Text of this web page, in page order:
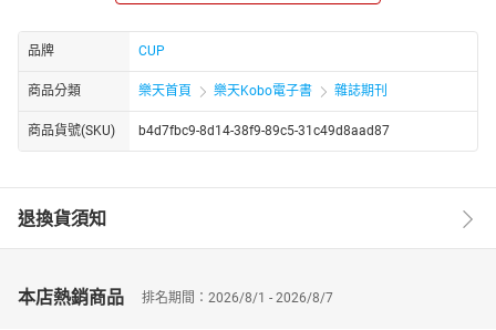
是，他們知道有的東西比GDP 重要，對岸政府以銀彈政策換取政治
影響力，此一司馬昭之心，台灣學生看得很清楚，大陸的財主一腳
踏進來，不會只是做好事讓台灣人有工打，有錢賺；台灣人得了
錢，自然也要付出代價：本土小店、地產經濟、簡體字，創作出
版，傳媒立場，老實的規矩，厚道的人情，一步一步來，台灣只有
台北大學生抗議台灣與中國簽署的「服務貿易協議」，以「香港之
死」為例，警告「今日的香港」，就是「明天的台灣」。到底「今
本刊今期不想對「今日的香港」下命運的判決書—— 此一事實，連
品牌 CUP
商品分類 樂天首頁 樂天Kobo電子書 雜誌期刊
商品貨號(SKU) b4d7fbc9-8d14-38f9-89c5-31c49d8aad87
退換貨須知
本店熱銷商品 排名期間：2026/8/1 - 2026/8/7